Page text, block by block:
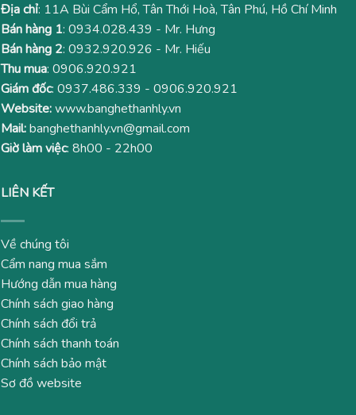
Địa chỉ: 11A Bùi Cẩm Hổ, Tân Thới Hoà, Tân Phú, Hồ Chí Minh
Bán hàng 1: 0934.028.439 - Mr. Hưng
Bán hàng 2: 0932.920.926 - Mr. Hiếu
Thu mua: 0906.920.921
Giám đốc: 0937.486.339 - 0906.920.921
Website:www.banghethanhly.vn
Mail:banghethanhly.vn@gmail.com
Giờ làm việc: 8h00 - 22h00
LIÊN KẾT
Về chúng tôi
Cẩm nang mua sắm
Hướng dẫn mua hàng
Chính sách giao hàng
Chính sách đổi trả
Chính sách thanh toán
Chính sách bảo mật
Sơ đồ website